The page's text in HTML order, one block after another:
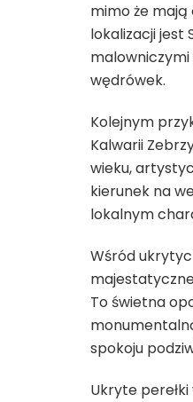
mimo że
lokalizacji jest
malowniczymi
wędrówek.
Kolejnym
Kalwarii
wieku,
kierunek na
lokalnym
Wśród
To świetna
spokoju
Ukryte